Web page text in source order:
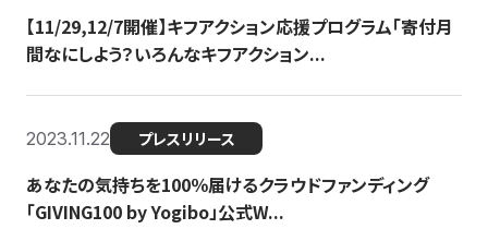
【11/29,12/7開催】キフアクション応援プログラム「寄付月
間なにしよう？いろんなキフアクション...
2023.11.22 プレスリリース
あなたの気持ちを100％届けるクラウドファンディング
「GIVING100 by Yogibo」公式W...